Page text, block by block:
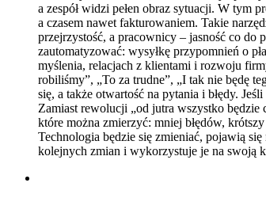
a zespół widzi pełen obraz sytuacji. W tym
a czasem nawet fakturowaniem. Takie
przejrzystość, a pracownicy – jasność co
zautomatyzować: wysyłkę przypomnień o
myślenia, relacjach z klientami i rozwoju
robiliśmy”, „To za trudne”, „I tak nie będę
się, a także otwartość na pytania i błędy.
Zamiast rewolucji „od jutra wszystko
które można zmierzyć: mniej błędów,
Technologia będzie się zmieniać, pojawią
kolejnych zmian i wykorzystuje je na swoją